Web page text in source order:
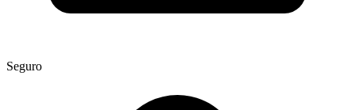
Seguro